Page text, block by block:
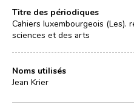
Titre des périodiques
Cahiers luxembourgeois (Les).
sciences et des arts
Noms utilisés
Jean Krier